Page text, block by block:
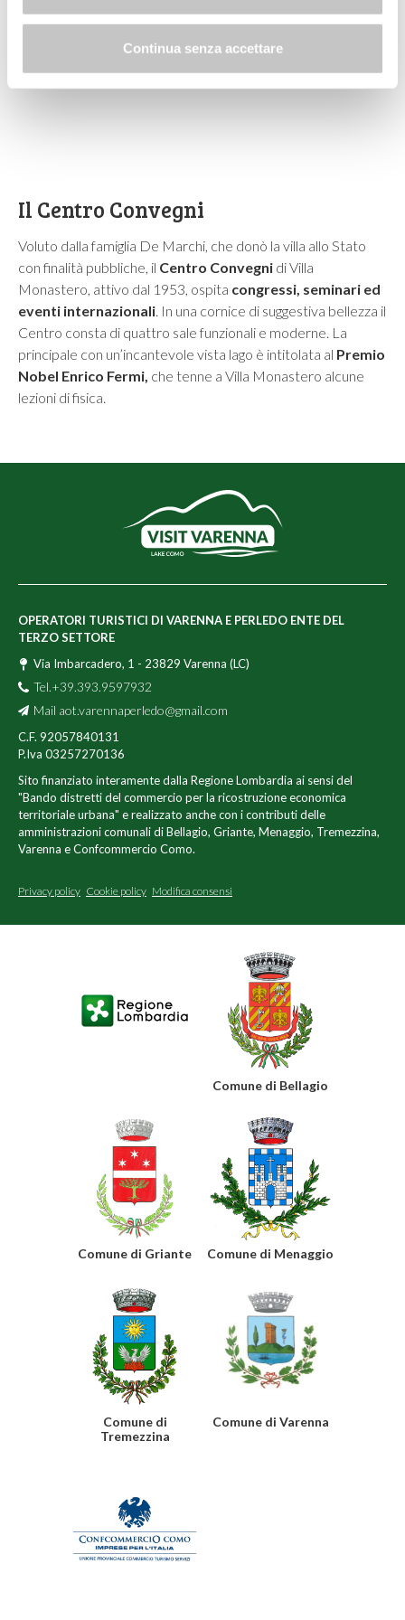
Continua senza accettare
Il Centro Convegni
Voluto dalla famiglia De Marchi, che donò la villa allo Stato
con finalità pubbliche, il Centro Convegni di Villa
Monastero, attivo dal 1953, ospita congressi, seminari ed
eventi internazionali. In una cornice di suggestiva bellezza il
Centro consta di quattro sale funzionali e moderne. La
principale con un’incantevole vista lago è intitolata al Premio
Nobel Enrico Fermi, che tenne a Villa Monastero alcune
lezioni di fisica.
OPERATORI TURISTICI DI VARENNA E PERLEDO ENTE DEL
TERZO SETTORE
Via Imbarcadero, 1 - 23829 Varenna (LC)
Tel.+39.393.9597932
Mail aot.varennaperledo@gmail.com
C.F. 92057840131
P.Iva 03257270136
Sito finanziato interamente dalla Regione Lombardia ai sensi del
"Bando distretti del commercio per la ricostruzione economica
territoriale urbana" e realizzato anche con i contributi delle
amministrazioni comunali di Bellagio, Griante, Menaggio, Tremezzina,
Varenna e Confcommercio Como.
Privacy policy Cookie policy Modifica consensi
Comune di Bellagio
Comune di Griante Comune di Menaggio
Comune di
Tremezzina
Comune di Varenna